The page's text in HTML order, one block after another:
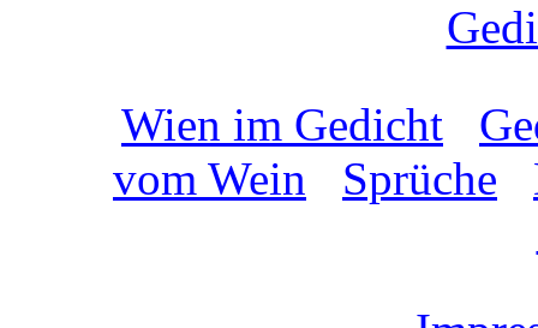
Wien im Gedicht
vom Wein
Sprüche